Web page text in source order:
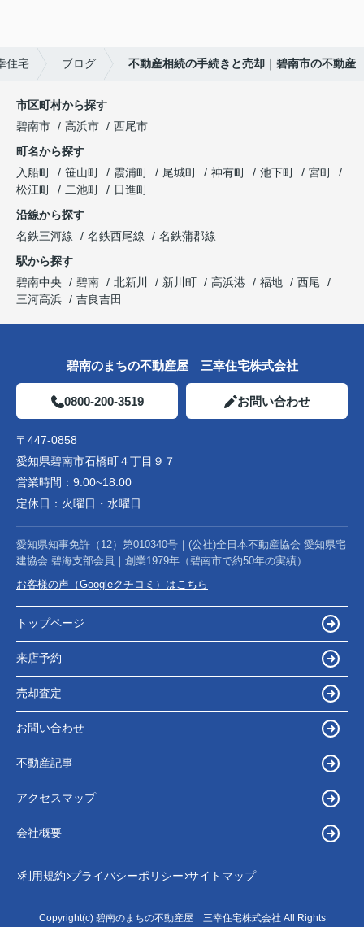
住宅 ブログ 不動産相続の手続きと売却｜碧南市の不動産
市区町村から探す
碧南市
高浜市
西尾市
町名から探す
入船町
笹山町 霞浦町 尾城町 神有町 池下町
宮町
松江町
二池町
日進町
沿線から探す
名鉄三河線
名鉄西尾線
名鉄蒲郡線
駅から探す
碧南中央
碧南 北新川 新川町 高浜港 福地
西尾
三河高浜
吉良吉田
碧南のまちの不動産屋 三幸住宅株式会社
0800-200-3519 お問い合わせ
〒447-0858
愛知県碧南市石橋町４丁目９７
営業時間： 9:00~18:00
定休日： 火曜日・水曜日
愛知県知事免許（12）第010340号｜(公社)全日本不動産協会 愛知県宅
建協会 碧海支部会員｜創業1979年（碧南市で約50年の実績）
お客様の声（Googleクチコミ）はこちら
トップページ
来店予約
売却査定
お問い合わせ
不動産記事
アクセスマップ
会社概要
利用規約 プライバシーポリシー サイトマップ
Copyright(c) 碧南のまちの不動産屋 三幸住宅株式会社 All Rights